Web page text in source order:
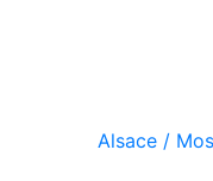
Alsace /